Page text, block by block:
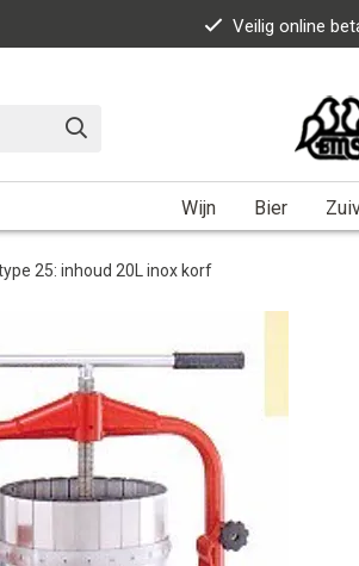
Veilig online
Wijn Bier
25: inhoud 20L inox korf